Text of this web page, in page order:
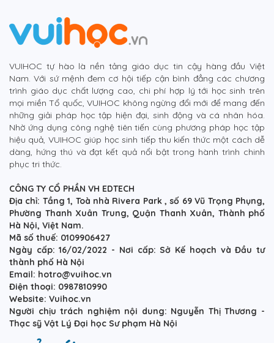
VUIHOC tự hào là nền tảng giáo dục tin cậy hàng đầu Việt
Nam. Với sứ mệnh đem cơ hội tiếp cận bình đẳng các chương
trình giáo dục chất lượng cao, chi phí hợp lý tới học sinh trên
mọi miền Tổ quốc, VUIHOC không ngừng đổi mới để mang đến
những giải pháp học tập hiện đại, sinh động và cá nhân hóa.
Nhờ ứng dụng công nghệ tiên tiến cùng phương pháp học tập
hiệu quả, VUIHOC giúp học sinh tiếp thu kiến thức một cách dễ
dàng, hứng thú và đạt kết quả nổi bật trong hành trình chinh
phục tri thức.
CÔNG TY CỔ PHẦN VH EDTECH
Địa chỉ: Tầng 1, Toà nhà Rivera Park , số 69 Vũ Trọng Phụng,
Phường Thanh Xuân Trung, Quận Thanh Xuân, Thành phố
Hà Nội, Việt Nam.
Mã số thuế: 0109906427
Ngày cấp: 16/02/2022 - Nơi cấp: Sở Kế hoạch và Đầu tư
thành phố Hà Nội
Email: hotro@vuihoc.vn
Điện thoại: 0987810990
Website: Vuihoc.vn
Người chịu trách nghiệm nội dung: Nguyễn Thị Thương -
Thạc sỹ Vật Lý Đại học Sư phạm Hà Nội